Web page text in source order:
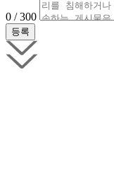
0 / 300